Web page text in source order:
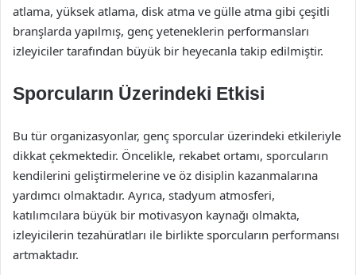
atlama, yüksek atlama, disk atma ve gülle atma gibi çeşitli
branşlarda yapılmış, genç yeteneklerin performansları
izleyiciler tarafından büyük bir heyecanla takip edilmiştir.
Sporcuların Üzerindeki Etkisi
Bu tür organizasyonlar, genç sporcular üzerindeki etkileriyle
dikkat çekmektedir. Öncelikle, rekabet ortamı, sporcuların
kendilerini geliştirmelerine ve öz disiplin kazanmalarına
yardımcı olmaktadır. Ayrıca, stadyum atmosferi,
katılımcılara büyük bir motivasyon kaynağı olmakta,
izleyicilerin tezahüratları ile birlikte sporcuların performansı
artmaktadır.